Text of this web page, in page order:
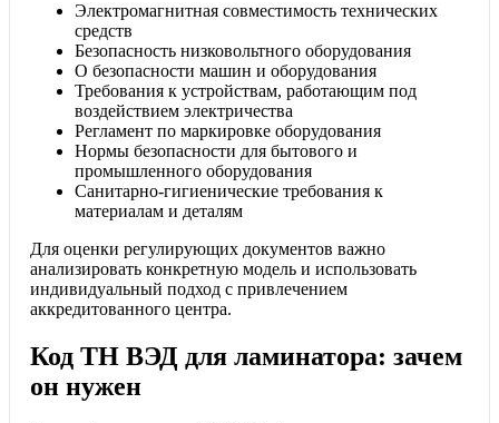
Электромагнитная совместимость технических
средств
Безопасность низковольтного оборудования
О безопасности машин и оборудования
Требования к устройствам, работающим под
воздействием электричества
Регламент по маркировке оборудования
Нормы безопасности для бытового и
промышленного оборудования
Санитарно-гигиенические требования к
материалам и деталям
Для оценки регулирующих документов важно
анализировать конкретную модель и использовать
индивидуальный подход с привлечением
аккредитованного центра.
Код ТН ВЭД для ламинатора: зачем
он нужен